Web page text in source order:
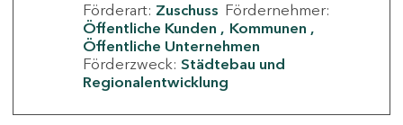
Förderart: Zuschuss Fördernehmer:
Öffentliche Kunden
Kommunen
Öffentliche Unternehmen
Förderzweck: Städtebau und
Regionalentwicklung